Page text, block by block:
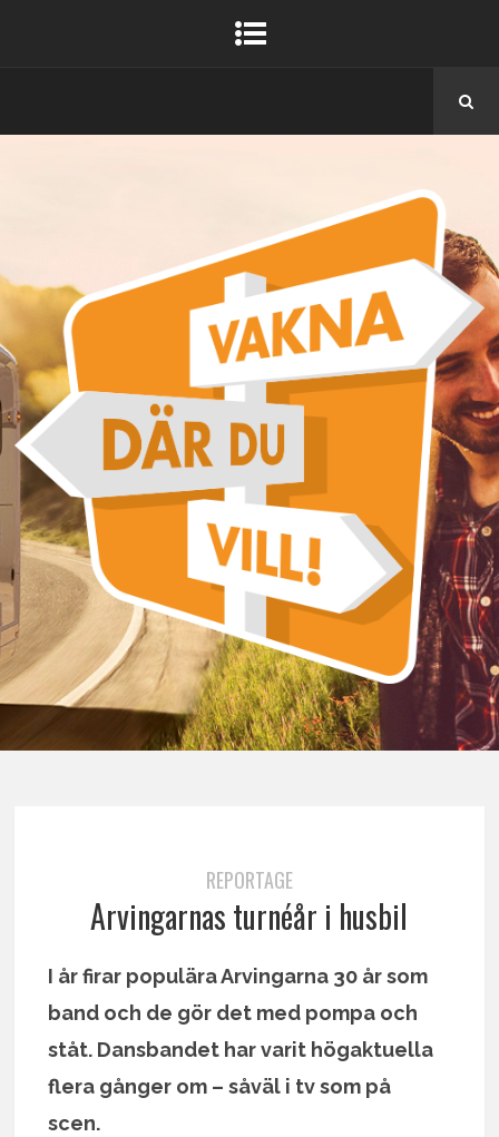
REPORTAGE
Arvingarnas turnéår i husbil
I år firar populära Arvingarna 30 år som
band och de gör det med pompa och
ståt. Dansbandet har varit högaktuella
flera gånger om – såväl i tv som på
scen.